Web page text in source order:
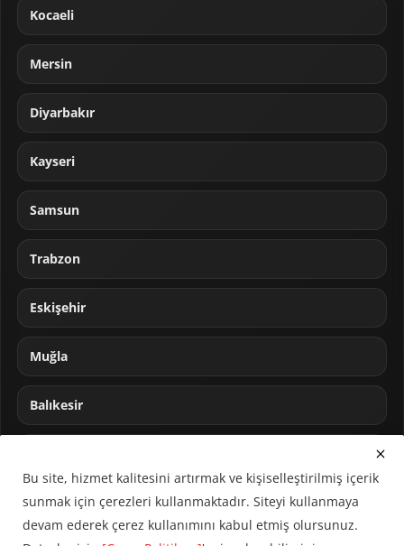
Kocaeli
Mersin
Diyarbakır
Kayseri
Samsun
Trabzon
Eskişehir
Muğla
Balıkesir
Bu site, hizmet kalitesini artırmak ve kişiselleştirilmiş içerik
sunmak için çerezleri kullanmaktadır. Siteyi kullanmaya
devam ederek çerez kullanımını kabul etmiş olursunuz.